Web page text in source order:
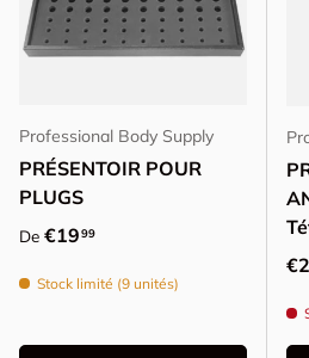
Professional Body Supply
PRÉSENTOIR POUR
PLUGS
Prix habituel
De €1999
Stock limité (9 unités)